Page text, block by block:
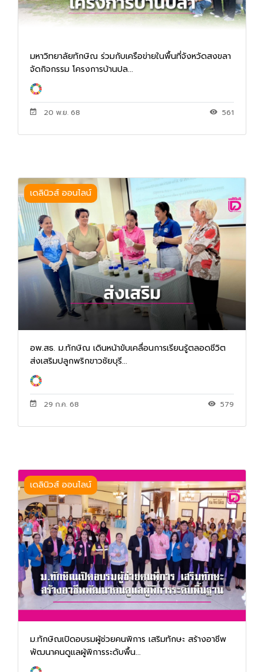
มหาวิทยาลัยทักษิณ ร่วมกับเครือข่ายในพื้นที่จังหวัดสงขลา
จัดกิจกรรม โครงการบ้านปล...
20 พ.ย. 68 561
เดลินิวส์ ออนไลน์
อพ.สธ. ม.ทักษิณ เดินหน้าขับเคลื่อนการเรียนรู้ตลอดชีวิต
ส่งเสริมปลูกพริกขาวชัยบุรี...
29 ก.ค. 68 579
เดลินิวส์ ออนไลน์
ม.ทักษิณเปิดอบรมผู้ช่วยคนพิการ เสริมทักษะ สร้างอาชีพ
พัฒนาคนดูแลผู้พิการระดับพื้น...